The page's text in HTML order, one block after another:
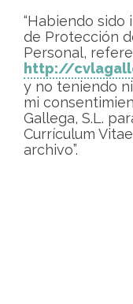
“Habiendo
de Protección
Personal,
http://
y no teniendo
mi
Gallega, S.L.
Currículum
archivo”.